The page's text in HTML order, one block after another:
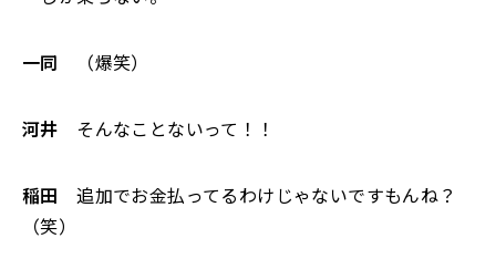
一同 （爆笑）
河井 そんなことないって！！
稲田 追加でお金払ってるわけじゃないですもんね？
（笑）